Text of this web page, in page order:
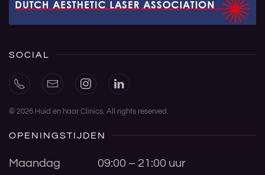
SOCIAL
© 2026 Huid en haar Clinics. All rights reserved.
OPENINGSTIJDEN
Maandag 09:00 – 21:00 uur